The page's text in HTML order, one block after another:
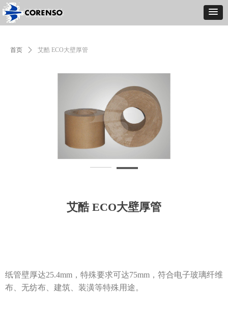
首页 ꄲ 艾酷 ECO大壁厚管
艾酷 ECO大壁厚管
纸管壁厚达25.4mm，特殊要求可达75mm，符合电子玻璃纤维
布、无纺布、建筑、装潢等特殊用途。